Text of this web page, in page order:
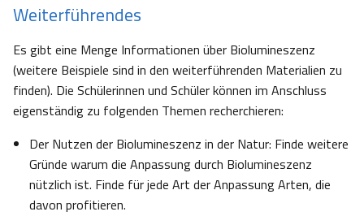
Weiterführendes
Es gibt eine Menge Informationen über Biolumineszenz
(weitere Beispiele sind in den weiterführenden Materialien zu
finden). Die Schülerinnen und Schüler können im Anschluss
eigenständig zu folgenden Themen recherchieren:
Der Nutzen der Biolumineszenz in der Natur: Finde weitere
Gründe warum die Anpassung durch Biolumineszenz
nützlich ist. Finde für jede Art der Anpassung Arten, die
davon profitieren.